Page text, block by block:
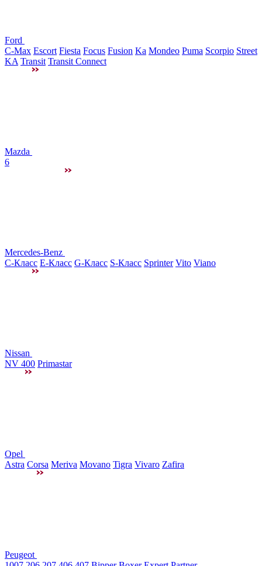
Ford
C-Max Escort Fiesta Focus Fusion Ka Mondeo Puma Scorpio Street
KA Transit Transit Connect
Mazda
6
Mercedes-Benz
C-Класс E-Класс G-Класс S-Класс Sprinter Vito Viano
Nissan
NV 400 Primastar
Opel
Astra Corsa Meriva Movano Tigra Vivaro Zafira
Peugeot